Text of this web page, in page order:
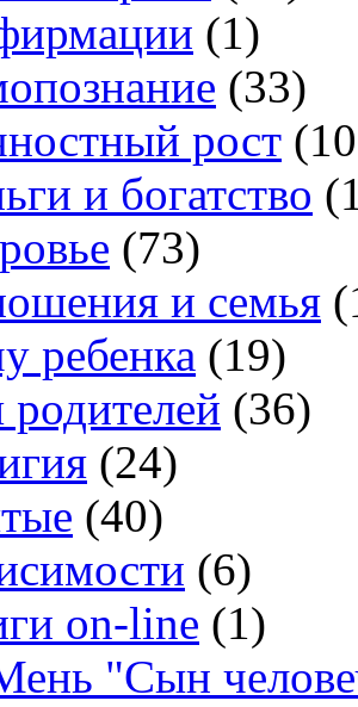
(1)
(33)
рост
и богатство
(73)
и семья
ребенка (19)
(36)
(24)
(40)
(6)
on-line (1)
"Сын